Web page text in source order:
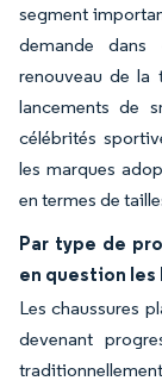
segment
demande
renouveau de la
lancements de
célébrités
les marques
en termes de
Par type de
en question
Les chaussures
devenant